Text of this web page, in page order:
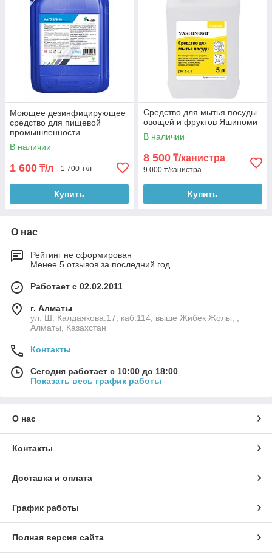
Моющее дезинфицирующее
средство для пищевой
промышленности
МагоКлин,20л
В наличии
1 600 ₸/л 1 700 ₸/л
Купить
Средство для мытья посуды
овощей и фруктов Яшиноми
В наличии
8 500 ₸/канистра
9 000 ₸/канистра
Купить
О нас
Рейтинг не сформирован
Менее 5 отзывов за последний год
Работает с 02.02.2011
г. Алматы
ул. Ш. Калдаякова.17, каб.114, выше Жибек Жолы, ,
Алматы, Казахстан
Контакты
Сегодня работает с 10:00 до 18:00
Показать весь график работы
О нас
Контакты
Доставка и оплата
График работы
Полная версия сайта